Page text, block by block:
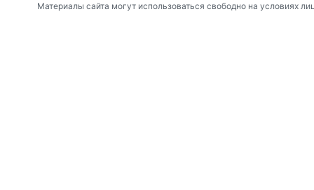
Материалы сайта могут использоваться свободно на условиях